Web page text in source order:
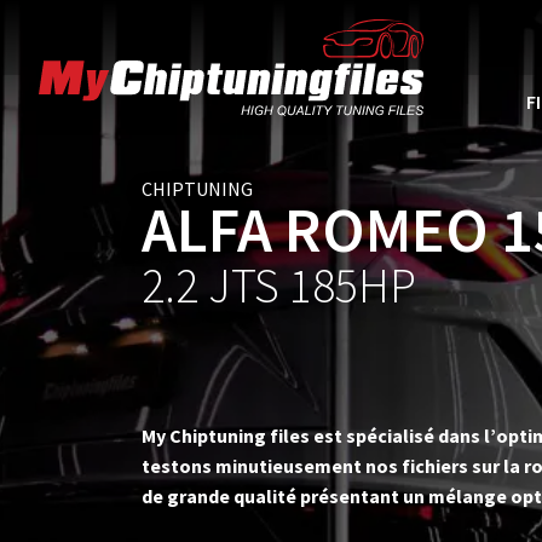
CHIPTUNING
ALFA ROMEO
2.2 JTS 185HP
My Chiptuning files est spécialisé dans
testons minutieusement nos fichiers sur la
de grande qualité présentant un mélange